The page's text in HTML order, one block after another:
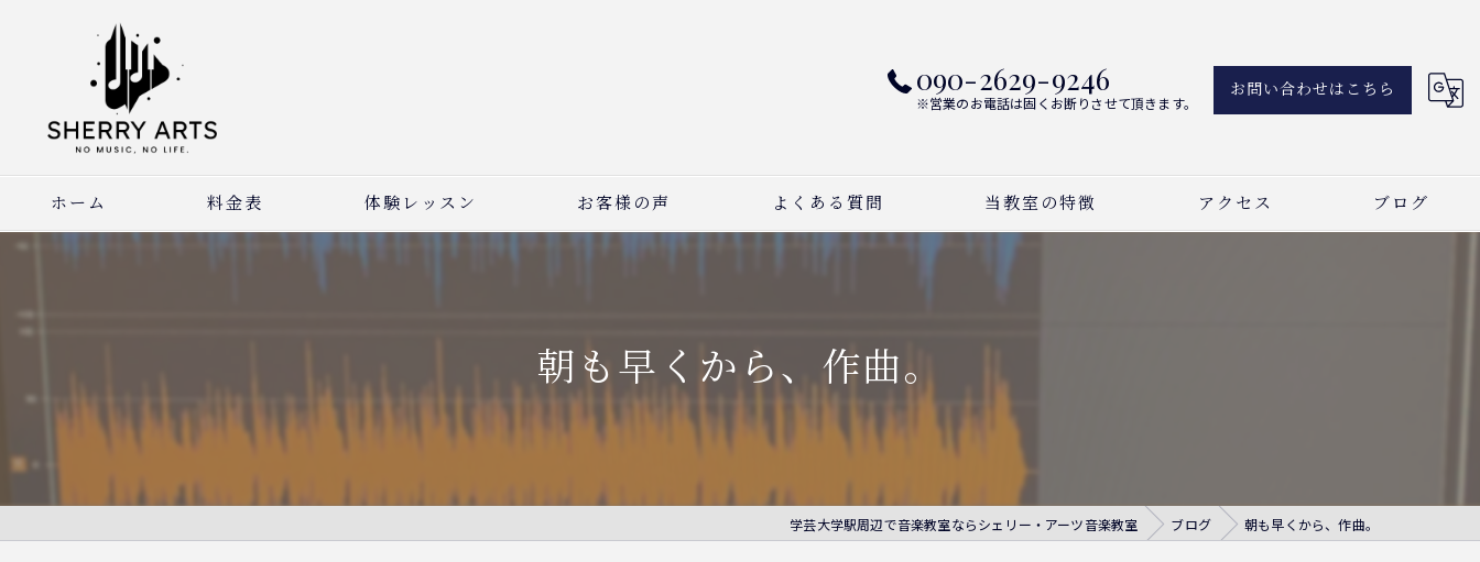
090-2629-9246
※営業のお電話は固くお断りさせて頂きます。
お問い合わせはこちら
ホーム 料金表 体験レッスン お客様の声 よくある質問 当教室の特徴 アクセス ブログ
朝も早くから、作曲。
学芸大学駅周辺で音楽教室ならシェリー・アーツ音楽教室 ブログ 朝も早くから、作曲。